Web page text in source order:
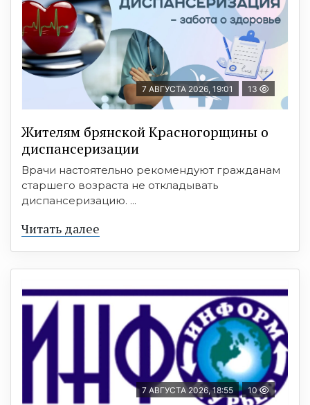
7 АВГУСТА 2026, 19:01 13
Жителям брянской Красногорщины о
диспансеризации
Врачи настоятельно рекомендуют гражданам
старшего возраста не откладывать
диспансеризацию. ...
Читать далее
7 АВГУСТА 2026, 18:55 10